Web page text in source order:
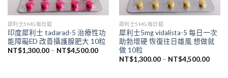
犀利士5MG每日錠
印度犀利士 tadarad-5 治療性功
能障礙ED 改善攝護腺肥大 10粒
NT$1,300.00 – NT$4,500.00價
犀利士5MG每日錠
犀利士5mg vidalista-5 每日一次
助勃增硬 恢復往日雄風 想做就
做 10粒
NT$1,300.00 – NT$4,500.00價